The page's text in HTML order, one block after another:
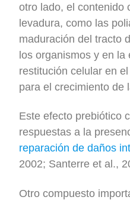
otro lado, el contenido
levadura, como las
maduración del tracto
los organismos y en la
restitución celular en
para el crecimiento de
Este efecto prebiótico
respuestas a la
reparación de daños
2002; Santerre et al.,
Otro compuesto